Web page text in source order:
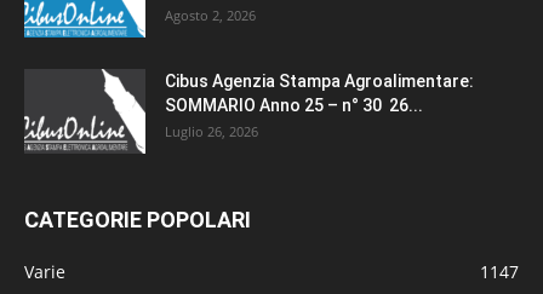
Agosto 2, 2026
Cibus Agenzia Stampa Agroalimentare:
SOMMARIO Anno 25 – n° 30 26...
Luglio 26, 2026
CATEGORIE POPOLARI
Varie
1147